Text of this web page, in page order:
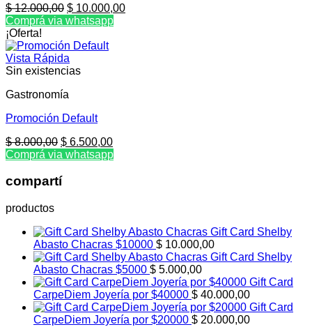
$12.000,00 El
precio
era:
$ 12.000,00.
$ 10.000,00El
Comprá via whatsapp
¡Oferta!
Vista Rápida
Sin existencias
Gastronomía
Promoción Default
$8.000,00 El
precio
era:
$ 6.500,00El
precio
Comprá via whatsapp
compartí
productos
Gift Card Shelby
Abasto Chacras $10000 $ 10.000,00
Gift Card Shelby
Abasto Chacras $5000 $ 5.000,00
Gift Card
CarpeDiem Joyería por $40000 $ 40.000,00
Gift Card
CarpeDiem Joyería por $20000 $ 20.000,00